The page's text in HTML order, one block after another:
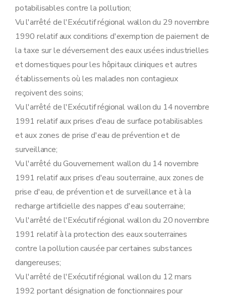
Art. 60
Sous-section 2 Documents à joindre à la demande de permis d'environnement et de permis unique
Sous-section 3 Instruction et délivrance du permis d'environnement et du permis unique
Art. 62
Art. 64
Sous-section 4 Surveillance et mesures administratives
Art. 66
Section 4 Déclarations
Sous-section première
Procédure de déclaration relative aux établissements de classe 3
Art. 67
Art. 68
Art. 70
Art. 71
Sous-section 2
Modalités du recours prévu à l'article 41 du décret contre les conditions complémentaires éventuelles
Art. 72
Art. 73
Art. 74
Art. 75
Sous-section 3 Tenue des registres des déclarations
Art. 76
Art. 77
Section 5 Sûreté visée à l'article 55 du décret
Sous-section première
Art. 78
Art. 79
Sous-section 2 Modalités de constitution de la sûreté
potabilisables contre la pollution;
Vu l'arrêté de l'Exécutif régional wallon du 29 novembre
1990 relatif aux conditions d'exemption de paiement de
la taxe sur le déversement des eaux usées industrielles
et domestiques pour les hôpitaux cliniques et autres
établissements où les malades non contagieux
reçoivent des soins;
Vu l'arrêté de l'Exécutif régional wallon du 14 novembre
1991 relatif aux prises d'eau de surface potabilisables
et aux zones de prise d'eau de prévention et de
surveillance;
Vu l'arrêté du Gouvernement wallon du 14 novembre
1991 relatif aux prises d'eau souterraine, aux zones de
prise d'eau, de prévention et de surveillance et à la
recharge artificielle des nappes d'eau souterraine;
Vu l'arrêté de l'Exécutif régional wallon du 20 novembre
1991 relatif à la protection des eaux souterraines
contre la pollution causée par certaines substances
dangereuses;
Vu l'arrêté de l'Exécutif régional wallon du 12 mars
1992 portant désignation de fonctionnaires pour